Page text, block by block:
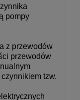
pompy
z przewodów
przewodów
czynnikiem tzw.